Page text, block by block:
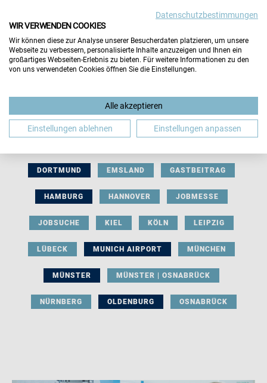
BERUFLICHE ORIENTIERUNG BEWERBUNG
DORTMUND EMSLAND GASTBEITRAG
HAMBURG HANNOVER JOBMESSE
JOBSUCHE KIEL KÖLN LEIPZIG
LÜBECK MUNICH AIRPORT MÜNCHEN
MÜNSTER MÜNSTER | OSNABRÜCK
NÜRNBERG OLDENBURG OSNABRÜCK
Datenschutzbestimmungen
WIR VERWENDEN COOKIES
Wir können diese zur Analyse unserer Besucherdaten platzieren, um unsere
Webseite zu verbessern, personalisierte Inhalte anzuzeigen und Ihnen ein
großartiges Webseiten-Erlebnis zu bieten. Für weitere Informationen zu den
von uns verwendeten Cookies öffnen Sie die Einstellungen.
Alle akzeptieren
Einstellungen ablehnen Einstellungen anpassen